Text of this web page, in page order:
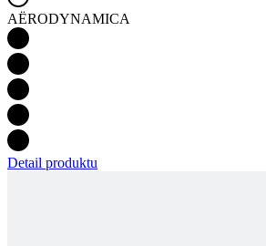
AËRODYNAMICA
Detail produktu